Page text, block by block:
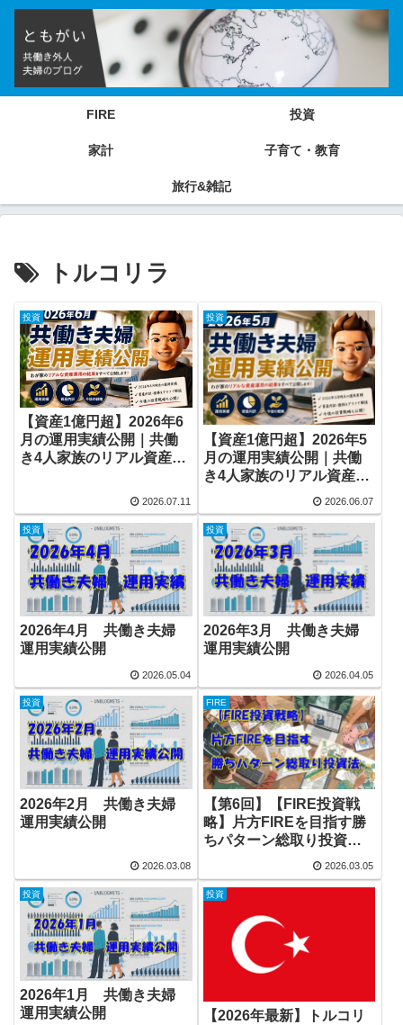
FIRE 投資
家計 子育て・教育
旅行&雑記
トルコリラ
投資
【資産1億円超】2026年6
月の運用実績公開｜共働
き4人家族のリアル資産推
2026.07.11
投資
【資産1億円超】2026年5
月の運用実績公開｜共働
き4人家族のリアル資産推
2026.06.07
投資
2026年4月 共働き夫婦
運用実績公開
2026.05.04
投資
2026年3月 共働き夫婦
運用実績公開
2026.04.05
投資
2026年2月 共働き夫婦
運用実績公開
2026.03.08
FIRE
【第6回】【FIRE投資戦
略】片方FIREを目指す勝
ちパターン総取り投資
2026.03.05
投資
2026年1月 共働き夫婦
運用実績公開
投資
【2026年最新】トルコリ